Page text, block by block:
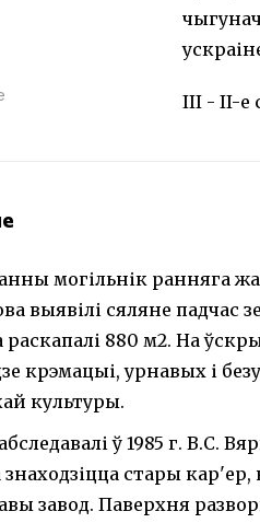
III - II-е
могільнік ранняга
выявілі сяляне падчас
раскапалі 880 м2. На
крэмацыі, урнавых і
культуры.
ў 1985 г. В.С.
стары
завод. Паверхня